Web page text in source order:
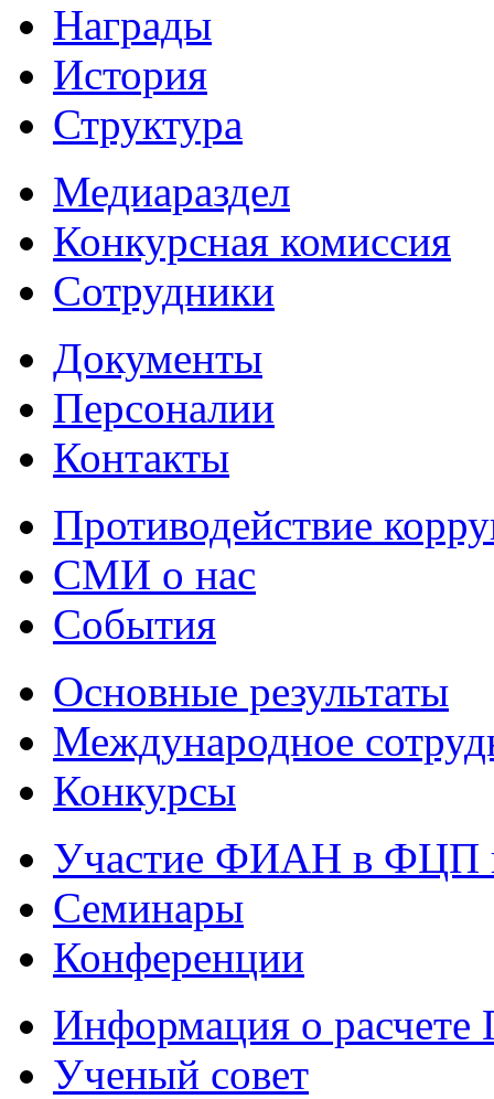
Награды
История
Структура
Медиараздел
Конкурсная комиссия
Сотрудники
Документы
Персоналии
Контакты
Противодействие
СМИ о нас
События
Основные результаты
Международное
Конкурсы
Участие ФИАН в ФЦП
Семинары
Конференции
Информация о
Ученый совет